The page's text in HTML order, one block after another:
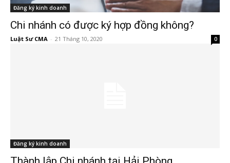
Đăng ký kinh doanh
Chi nhánh có được ký hợp đồng không?
Luật Sư CMA - 21 Tháng 10, 2020 0
Đăng ký kinh doanh